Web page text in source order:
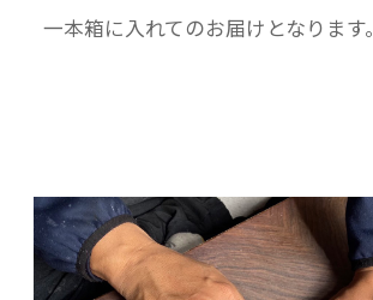
一本箱に入れてのお届けとなります。